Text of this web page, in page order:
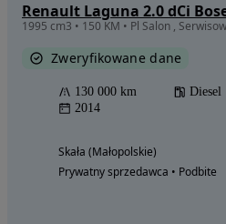
Renault Laguna 2.0 dCi
Zweryfikowane dane
130 000 km Diesel
2014
Skała (Małopolskie)
Prywatny sprzedawca • Podbite